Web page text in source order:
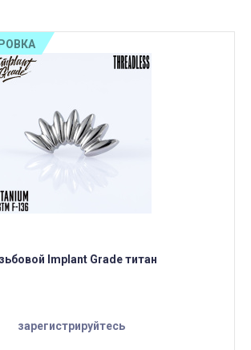
Implant Grade титан
зарегистрируйтесь